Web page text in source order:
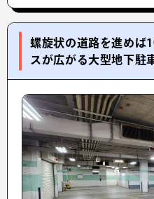
螺旋状の道路を進めば
スが広がる大型地下駐